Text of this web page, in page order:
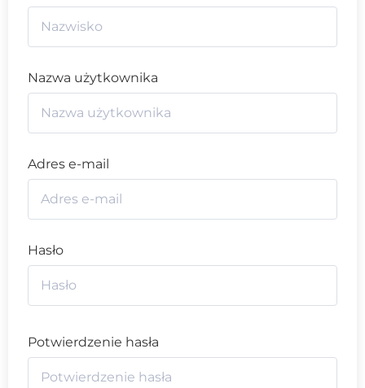
Nazwa użytkownika
Adres e-mail
Hasło
Potwierdzenie hasła